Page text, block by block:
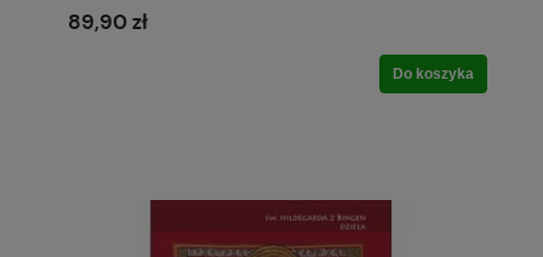
89,90 zł
Do koszyka